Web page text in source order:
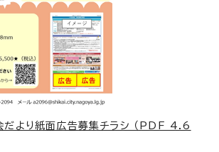
だより紙面広告募集チラシ （PDF 4.6